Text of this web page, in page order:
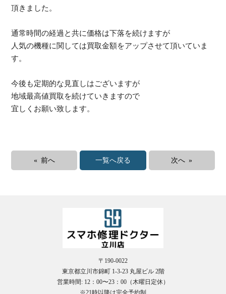
頂きました。
通常時間の経過と共に価格は下落を続けますが
人気の機種に関しては買取金額をアップさせて頂いていま
す。
今後も定期的な見直しはございますが
地域最高値買取を続けていきますので
宜しくお願い致します。
« 前へ 一覧へ戻る 次へ »
〒190-0022
東京都立川市錦町 1-3-23 丸屋ビル 2階
営業時間: 12：00〜23：00（木曜日定休）
※21時以降は完全予約制